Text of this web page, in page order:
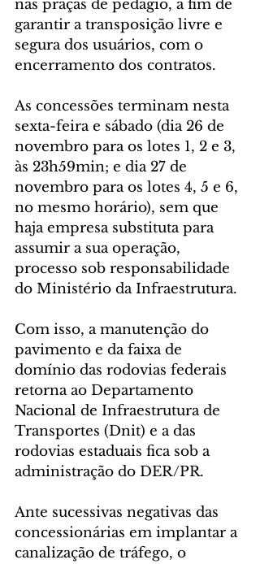
nas praças de pedágio, a fim de
garantir a transposição livre e
segura dos usuários, com o
encerramento dos contratos.
As concessões terminam nesta
sexta-feira e sábado (dia 26 de
novembro para os lotes 1, 2 e 3,
às 23h59min; e dia 27 de
novembro para os lotes 4, 5 e 6,
no mesmo horário), sem que
haja empresa substituta para
assumir a sua operação,
processo sob responsabilidade
do Ministério da Infraestrutura.
Com isso, a manutenção do
pavimento e da faixa de
domínio das rodovias federais
retorna ao Departamento
Nacional de Infraestrutura de
Transportes (Dnit) e a das
rodovias estaduais fica sob a
administração do DER/PR.
Ante sucessivas negativas das
concessionárias em implantar a
canalização de tráfego, o